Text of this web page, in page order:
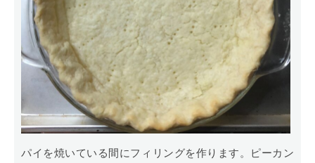
パイを焼いている間にフィリングを作ります。ピーカン